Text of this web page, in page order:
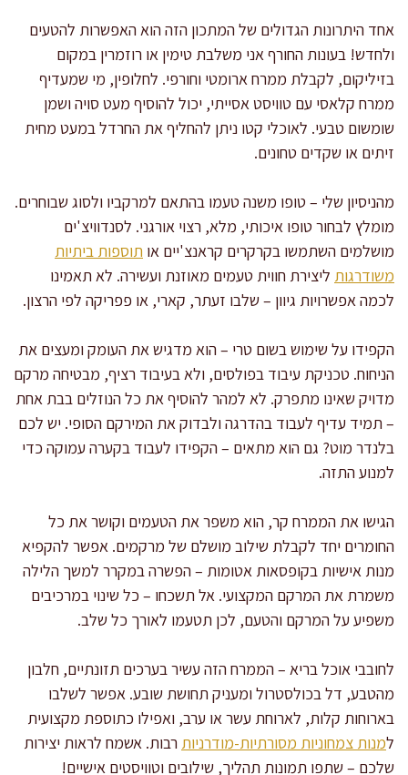
אחד היתרונות הגדולים של המתכון הזה הוא האפשרות להטעים
ולחדש! בעונות החורף אני משלבת טימין או רוזמרין במקום
בזיליקום, לקבלת ממרח ארומטי וחורפי. לחלופין, מי שמעדיף
ממרח קלאסי עם טוויסט אסייתי, יכול להוסיף מעט סויה ושמן
שומשום טבעי. לאוכלי קטו ניתן להחליף את החרדל במעט מחית
זיתים או שקדים טחונים.
מהניסיון שלי – טופו משנה טעמו בהתאם למרקביו ולסוג שבוחרים.
מומלץ לבחור טופו איכותי, מלא, רצוי אורגני. לסנדוויצ'ים
מושלמים השתמשו בקרקרים קראנצ'יים או תוספות ביתיות
משודרגות ליצירת חווית טעמים מאוזנת ועשירה. לא תאמינו
לכמה אפשרויות גיוון – שלבו זעתר, קארי, או פפריקה לפי הרצון.
הקפידו על שימוש בשום טרי – הוא מדגיש את העומק ומעצים את
הניחוח. טכניקת עיבוד בפולסים, ולא בעיבוד רציף, מבטיחה מרקם
מדויק שאינו מתפרק. לא למהר להוסיף את כל הנוזלים בבת אחת
– תמיד עדיף לעבוד בהדרגה ולבדוק את המירקם הסופי. יש לכם
בלנדר מוט? גם הוא מתאים – הקפידו לעבוד בקערה עמוקה כדי
למנוע התזה.
הגישו את הממרח קר, הוא משפר את הטעמים וקושר את כל
החומרים יחד לקבלת שילוב מושלם של מרקמים. אפשר להקפיא
מנות אישיות בקופסאות אטומות – הפשרה במקרר למשך הלילה
משמרת את המרקם המקצועי. אל תשכחו – כל שינוי במרכיבים
משפיע על המרקם והטעם, לכן תטעמו לאורך כל שלב.
לחובבי אוכל בריא – הממרח הזה עשיר בערכים תזונתיים, חלבון
מהטבע, דל בכולסטרול ומעניק תחושת שובע. אפשר לשלבו
בארוחות קלות, לארוחת עשר או ערב, ואפילו כתוספת מקצועית
למנות צמחוניות מסורתיות-מודרניות רבות. אשמח לראות יצירות
שלכם – שתפו תמונות תהליך, שילובים וטוויסטים אישיים!